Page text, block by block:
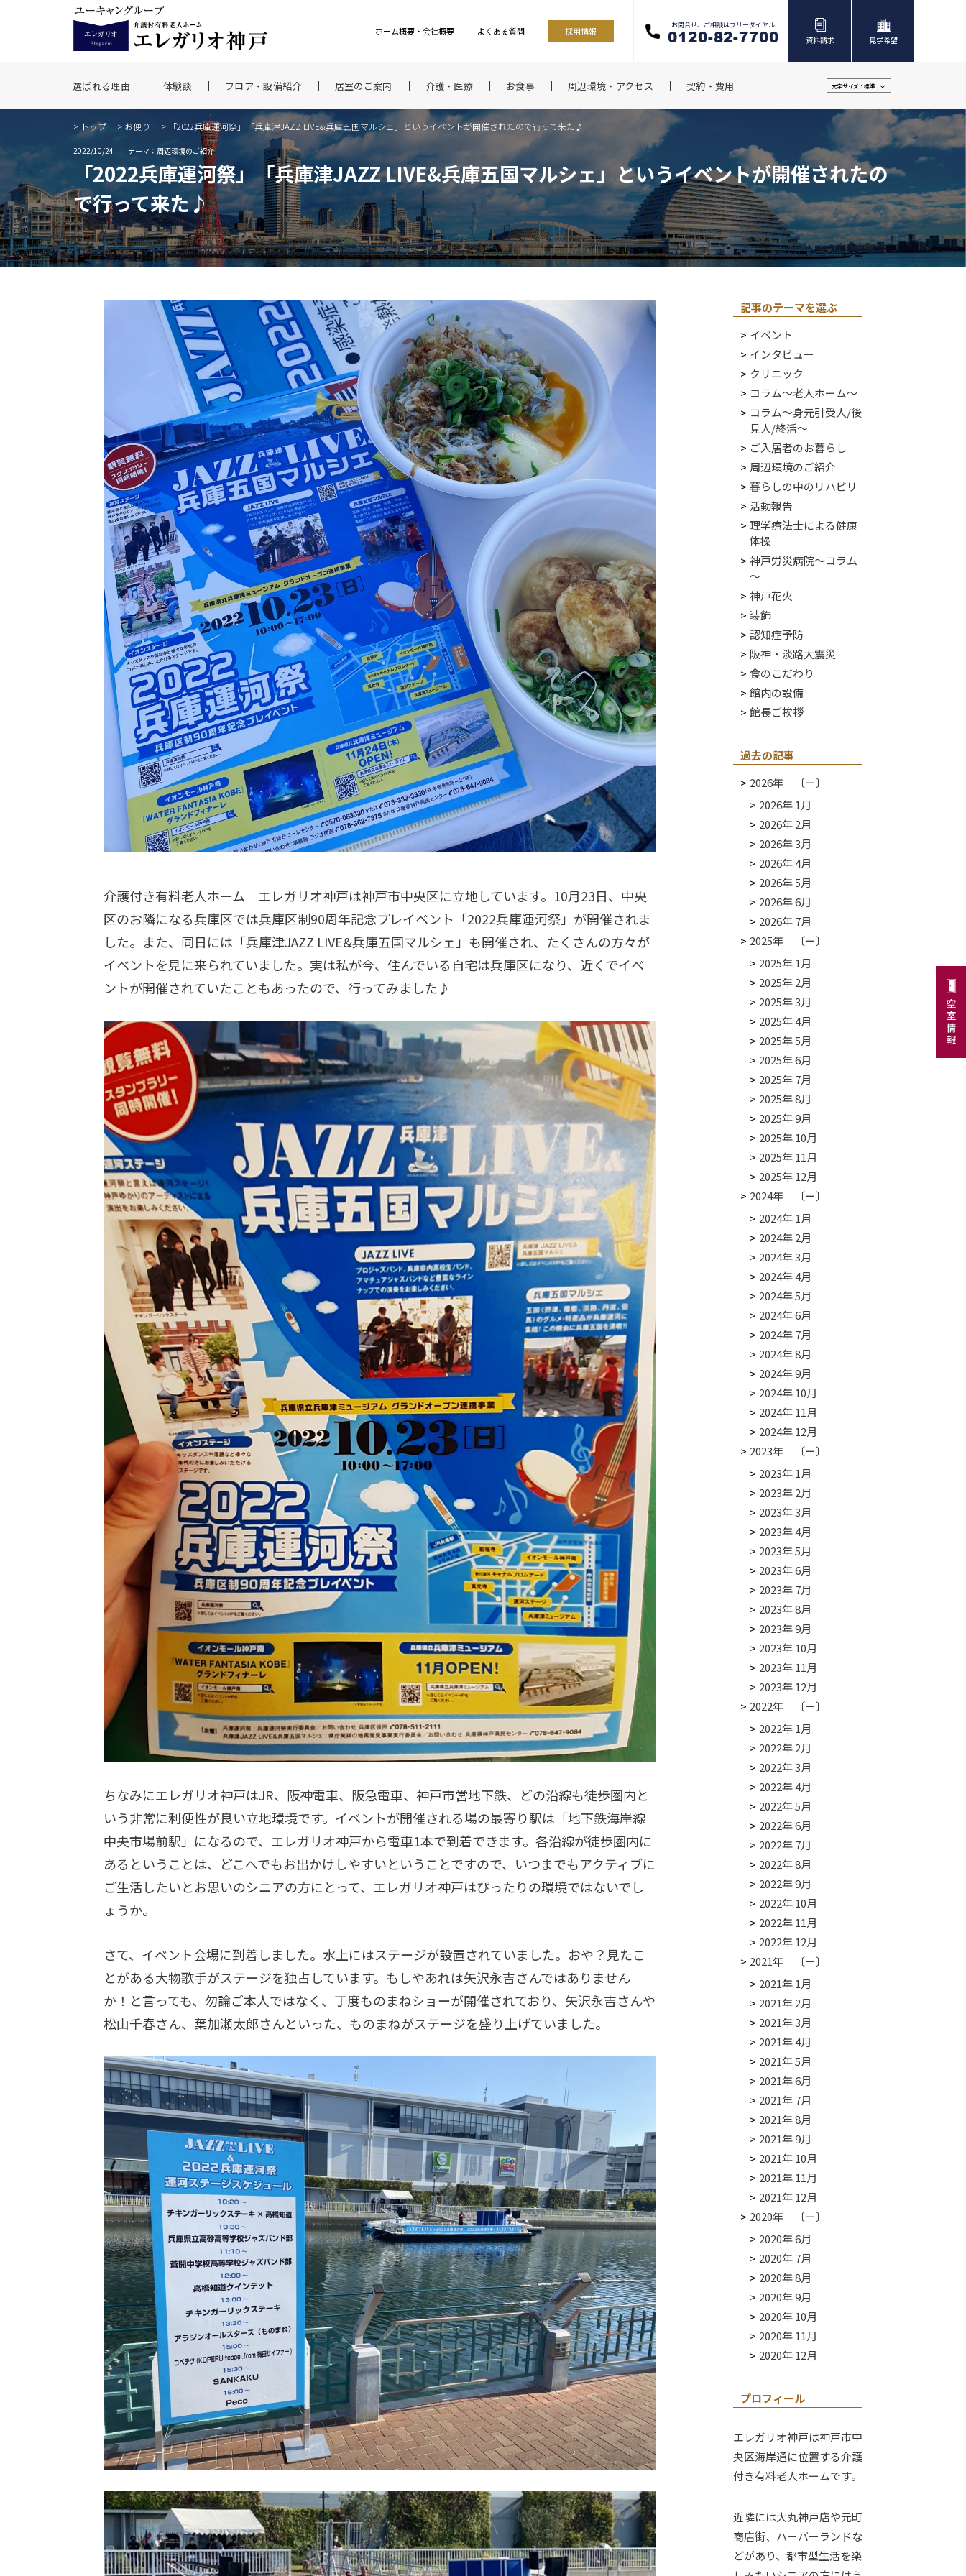
ホーム概要・会社概要 よくある質問 採用情報
お問合せ、ご相談はフリーダイヤル
0120-82-7700 資料請求 見学希望
選ばれる理由 体験談 フロア・設備紹介 居室のご案内 介護・医療 お食事 周辺環境・アクセス 契約・費用 文字サイズ： 標準
> トップ > お便り > 「2022兵庫運河祭」「兵庫津JAZZ LIVE&兵庫五国マルシェ」というイベントが開催されたので行って来た♪
2022/10/24 テーマ：周辺環境のご紹介
「2022兵庫運河祭」「兵庫津JAZZ LIVE&兵庫五国マルシェ」というイベントが開催されたの
で行って来た♪
介護付き有料老人ホーム エレガリオ神戸は神戸市中央区に立地しています。10月23日、中央
区のお隣になる兵庫区では兵庫区制90周年記念プレイベント「2022兵庫運河祭」が開催されま
した。また、同日には「兵庫津JAZZ LIVE&兵庫五国マルシェ」も開催され、たくさんの方々が
イベントを見に来られていました。実は私が今、住んでいる自宅は兵庫区になり、近くでイベ
ントが開催されていたこともあったので、行ってみました♪
ちなみにエレガリオ神戸はJR、阪神電車、阪急電車、神戸市営地下鉄、どの沿線も徒歩圏内と
いう非常に利便性が良い立地環境です。イベントが開催される場の最寄り駅は「地下鉄海岸線
中央市場前駅」になるので、エレガリオ神戸から電車1本で到着できます。各沿線が徒歩圏内に
あるということは、どこへでもお出かけしやすいということですので、いつまでもアクティブに
ご生活したいとお思いのシニアの方にとって、エレガリオ神戸はぴったりの環境ではないでし
ょうか。
さて、イベント会場に到着しました。水上にはステージが設置されていました。おや？見たこ
とがある大物歌手がステージを独占しています。もしやあれは矢沢永吉さんではありません
か！と言っても、勿論ご本人ではなく、丁度ものまねショーが開催されており、矢沢永吉さんや
松山千春さん、葉加瀬太郎さんといった、ものまねがステージを盛り上げていました。
記事のテーマを選ぶ
イベント
インタビュー
クリニック
コラム～老人ホーム～
コラム～身元引受人/後
見人/終活～
ご入居者のお暮らし
周辺環境のご紹介
暮らしの中のリハビリ
活動報告
理学療法士による健康
体操
神戸労災病院～コラム
～
神戸花火
装飾
認知症予防
阪神・淡路大震災
食のこだわり
館内の設備
館長ご挨拶
過去の記事
2026年 〔ー〕
2026年 1月
2026年 2月
2026年 3月
2026年 4月
2026年 5月
2026年 6月
2026年 7月
2025年 〔ー〕
2025年 1月
2025年 2月
2025年 3月
2025年 4月
2025年 5月
2025年 6月
2025年 7月
2025年 8月
2025年 9月
2025年 10月
2025年 11月
2025年 12月
2024年 〔ー〕
2024年 1月
2024年 2月
2024年 3月
2024年 4月
2024年 5月
2024年 6月
2024年 7月
2024年 8月
2024年 9月
2024年 10月
2024年 11月
2024年 12月
2023年 〔ー〕
2023年 1月
2023年 2月
2023年 3月
2023年 4月
2023年 5月
2023年 6月
2023年 7月
2023年 8月
2023年 9月
2023年 10月
2023年 11月
2023年 12月
2022年 〔ー〕
2022年 1月
2022年 2月
2022年 3月
2022年 4月
2022年 5月
2022年 6月
2022年 7月
2022年 8月
2022年 9月
2022年 10月
2022年 11月
2022年 12月
2021年 〔ー〕
2021年 1月
2021年 2月
2021年 3月
2021年 4月
2021年 5月
2021年 6月
2021年 7月
2021年 8月
2021年 9月
2021年 10月
2021年 11月
2021年 12月
2020年 〔ー〕
2020年 6月
2020年 7月
2020年 8月
2020年 9月
2020年 10月
2020年 11月
2020年 12月
プロフィール
エレガリオ神戸は神戸市中
央区海岸通に位置する介護
付き有料老人ホームです。
近隣には大丸神戸店や元町
商店街、ハーバーランドな
どがあり、都市型生活を楽